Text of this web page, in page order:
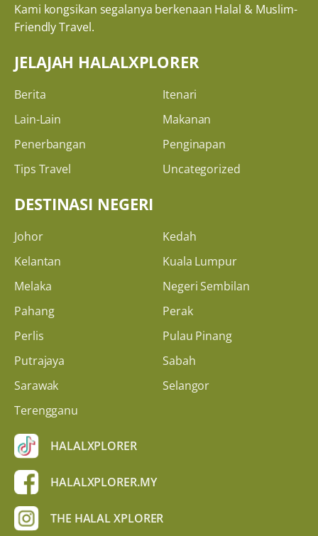
Kami kongsikan segalanya berkenaan Halal & Muslim-
Friendly Travel.
JELAJAH HALALXPLORER
Berita
Itenari
Lain-Lain
Makanan
Penerbangan
Penginapan
Tips Travel
Uncategorized
DESTINASI NEGERI
Johor
Kedah
Kelantan
Kuala Lumpur
Melaka
Negeri Sembilan
Pahang
Perak
Perlis
Pulau Pinang
Putrajaya
Sabah
Sarawak
Selangor
Terengganu
HALALXPLORER
HALALXPLORER.MY
THE HALAL XPLORER